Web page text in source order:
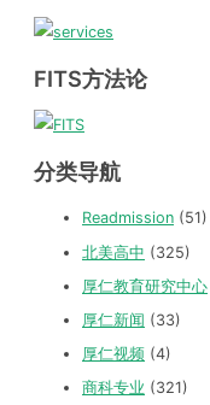
FITS方法论
分类导航
Readmission (51)
北美高中 (325)
厚仁教育研究中心
厚仁新闻 (33)
厚仁视频 (4)
商科专业 (321)